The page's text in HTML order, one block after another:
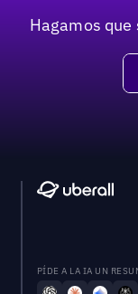
Hagamos
PÍDE A LA IA UN